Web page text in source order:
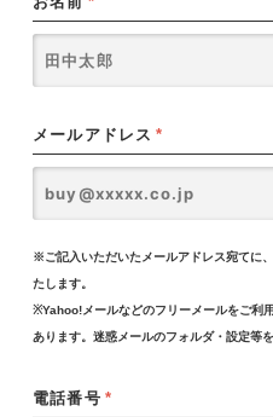
メールアドレス *
※ご記入いただいたメールアドレス宛てに
たします。
※Yahoo!メールなどのフリーメールをご利
あります。迷惑メールのフォルダ・設定等
電話番号 *